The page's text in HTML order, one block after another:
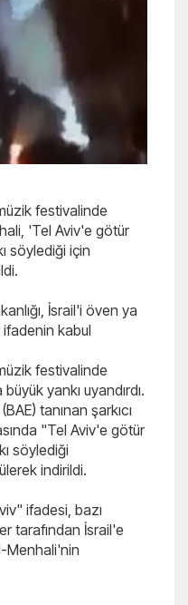
festivalinde
'Tel Aviv'e götür
söylediği için
İsrail'i öven ya
kabul
festivalinde
yankı uyandırdı.
tanınan şarkıcı
"Tel Aviv'e götür
söylediği
indirildi.
ifadesi, bazı
tarafından İsrail'e
Menhali'nin